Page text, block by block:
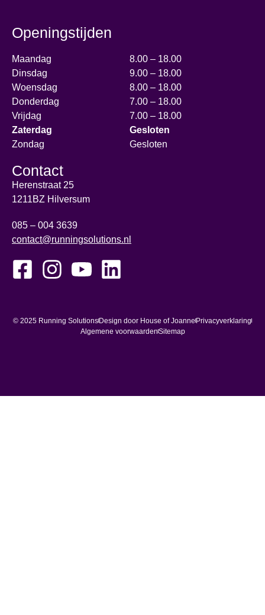
Openingstijden
Maandag
8.00 – 18.00
Dinsdag
9.00 – 18.00
Woensdag
8.00 – 18.00
Donderdag
7.00 – 18.00
Vrijdag
7.00 – 18.00
Zaterdag
Gesloten
Zondag
Gesloten
Contact
Herenstraat 25
1211BZ Hilversum
085 – 004 3639
contact@runningsolutions.nl
© 2025 Running SolutionsDesign door House of Joanne Privacyverklaring
Algemene voorwaardenSitemap